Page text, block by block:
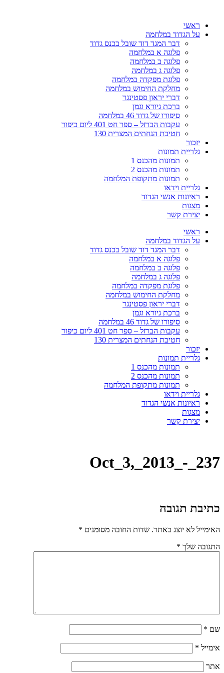
ראשי
על הגדוד במלחמה
דבר המגד דוד שובל בכנס גדוד
פלוגה א במלחמה
פלוגה ב במלחמה
פלוגה ג במלחמה
פלוגת מפקדה במלחמה
מחלקת החימוש במלחמה
דברי יראון פסטינגר
ברכת גיורא וגמן
סיפורו של גדוד 46 במלחמה
עקבות הברזל – ספר חט 401 ליום כיפור
חטיבת הנחתים המצרית 130
יזכור
גלריית תמונות
תמונות מהכנס 1
תמונות מהכנס 2
תמונות מתקופת המלחמה
גלריית וידאו
ראיונות אנשי הגדוד
מצגות
יצירת קשר
ראשי
על הגדוד במלחמה
דבר המגד דוד שובל בכנס גדוד
פלוגה א במלחמה
פלוגה ב במלחמה
פלוגה ג במלחמה
פלוגת מפקדה במלחמה
מחלקת החימוש במלחמה
דברי יראון פסטינגר
ברכת גיורא וגמן
סיפורו של גדוד 46 במלחמה
עקבות הברזל – ספר חט 401 ליום כיפור
חטיבת הנחתים המצרית 130
יזכור
גלריית תמונות
תמונות מהכנס 1
תמונות מהכנס 2
תמונות מתקופת המלחמה
גלריית וידאו
ראיונות אנשי הגדוד
מצגות
יצירת קשר
Oct_3,_2013_-_237
כתיבת תגובה
האימייל לא יוצג באתר. שדות החובה מסומנים *
התגובה שלך *
שם *
אימייל *
אתר